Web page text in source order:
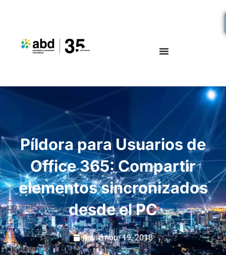
Píldora para Usuarios de
Office 365: Compartir
elementos sincronizados
desde el PC
noviembre 19, 2018